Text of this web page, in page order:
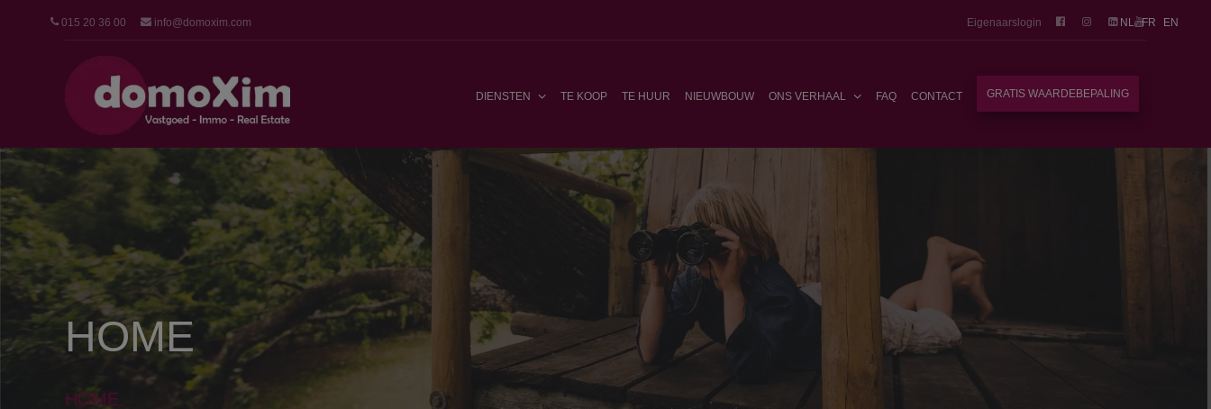
015 20 36 00 info@domoxim.com Eigenaarslogin NL FR EN
DIENSTEN TE KOOP TE HUUR NIEUWBOUW ONS VERHAAL FAQ CONTACT GRATIS WAARDEBEPALING
HOME
HOME